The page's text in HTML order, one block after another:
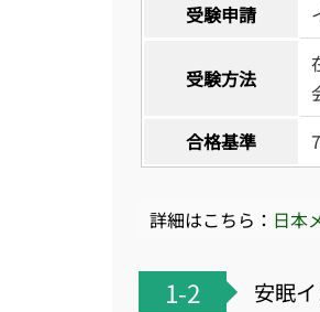
受験申請
受験方法
合格基準
詳細はこちら： 日本
1-2 安眠